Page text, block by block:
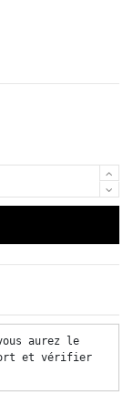
aurez le
et vérifier